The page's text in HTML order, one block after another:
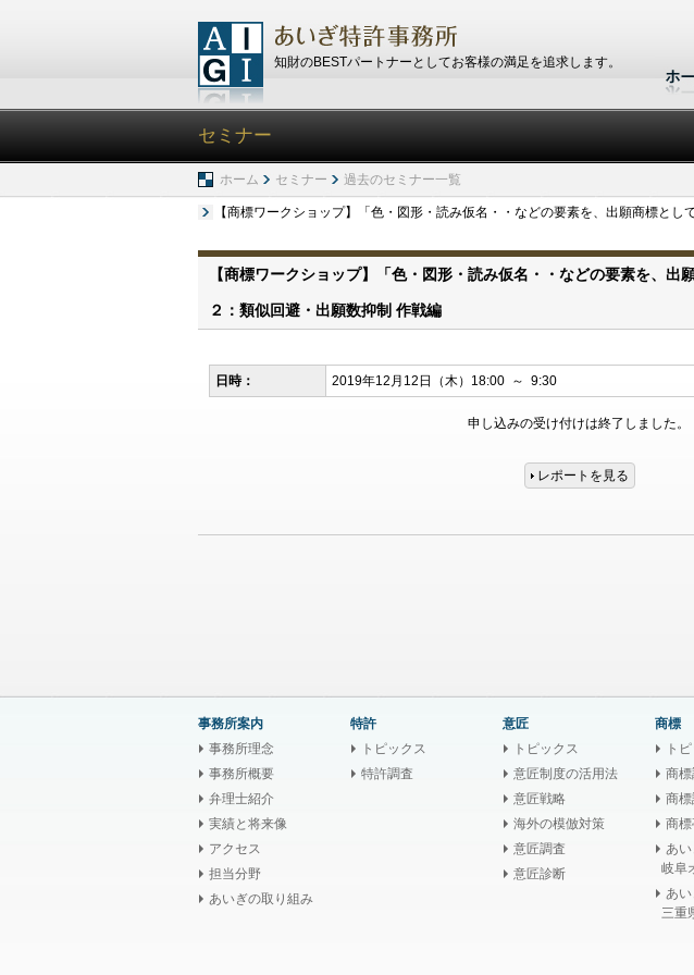
知財のBESTパートナーとしてお客様の満足を追求します。
セミナー
ホーム セミナー 過去のセミナー一覧
【商標ワークショップ】「色・図形・読み仮名・・などの要素を、出願商標と
【商標ワークショップ】「色・図形・読み仮名・・などの要素を、出
２：類似回避・出願数抑制 作戦編
日時： 2019年12月12日（木）18:00 ～ 9:30
申し込みの受け付けは終了しました。
レポートを見る
事務所案内
事務所理念
事務所概要
弁理士紹介
実績と将来像
アクセス
担当分野
あいぎの取り組み
特許
トピックス
特許調査
意匠
トピックス
意匠制度の活用法
意匠戦略
海外の模倣対策
意匠調査
意匠診断
商標
ト
商標
商
商
あ
岐阜
あ
三重